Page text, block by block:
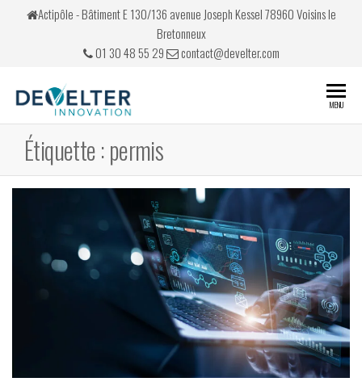
Actipôle - Bâtiment E 130/136 avenue Joseph Kessel 78960 Voisins le
Bretonneux
01 30 48 55 29
contact@develter.com
de conduite
MENU
Étiquette :permis